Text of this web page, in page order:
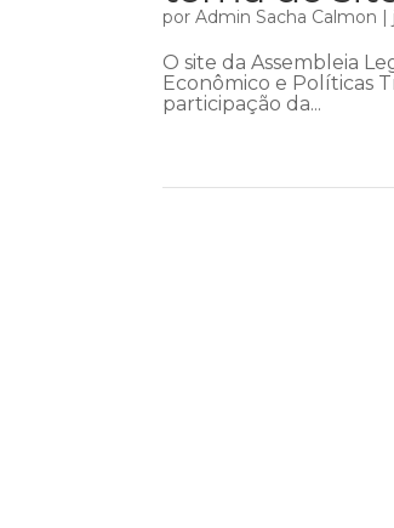
porAdmin Sacha Calmon |
O site da Assembleia
Econômico e Políticas
participação da...